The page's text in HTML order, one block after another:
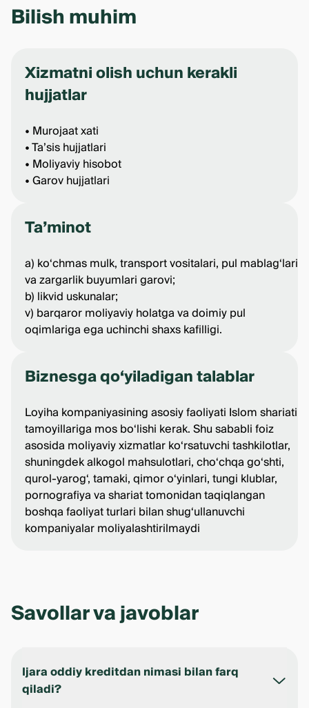
Bilish muhim
Xizmatni olish uchun kerakli
hujjatlar
• Murojaat xati
• Ta’sis hujjatlari
• Moliyaviy hisobot
• Garov hujjatlari
Ta’minot
a) ko‘chmas mulk, transport vositalari, pul mablag‘lari
va zargarlik buyumlari garovi;
b) likvid uskunalar;
v) barqaror moliyaviy holatga va doimiy pul
oqimlariga ega uchinchi shaxs kafilligi.
Biznesga qo‘yiladigan talablar
Loyiha kompaniyasining asosiy faoliyati Islom shariati
tamoyillariga mos bo‘lishi kerak. Shu sababli foiz
asosida moliyaviy xizmatlar ko‘rsatuvchi tashkilotlar,
shuningdek alkogol mahsulotlari, cho‘chqa go‘shti,
qurol-yarog‘, tamaki, qimor o‘yinlari, tungi klublar,
pornografiya va shariat tomonidan taqiqlangan
boshqa faoliyat turlari bilan shug‘ullanuvchi
kompaniyalar moliyalashtirilmaydi
Savollar va javoblar
Ijara oddiy kreditdan nimasi bilan farq
qiladi?